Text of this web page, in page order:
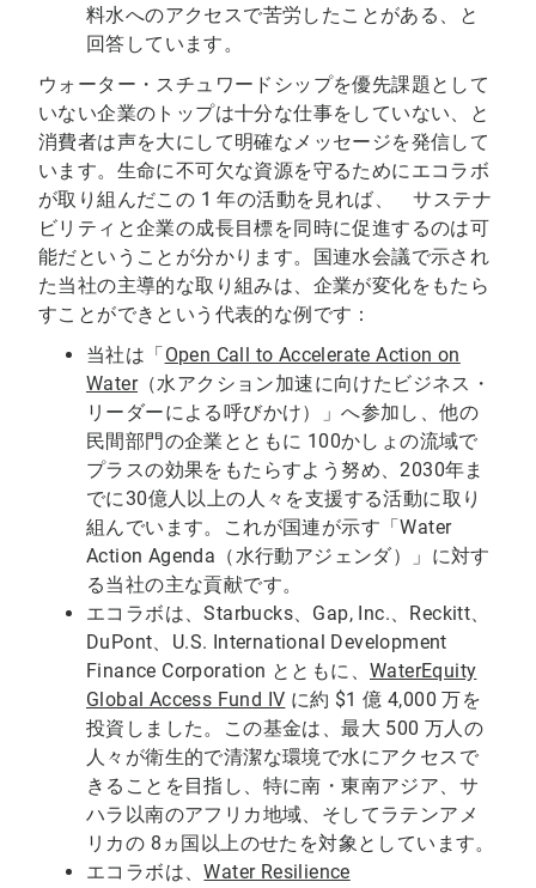
料水へのアクセスで苦労したことがある、と
回答しています。
ウォーター・スチュワードシップを優先課題として
いない企業のトップは十分な仕事をしていない、と
消費者は声を大にして明確なメッセージを発信して
います。生命に不可欠な資源を守るためにエコラボ
が取り組んだこの 1 年の活動を見れば、 サステナ
ビリティと企業の成長目標を同時に促進するのは可
能だということが分かります。国連水会議で示され
た当社の主導的な取り組みは、企業が変化をもたら
すことができという代表的な例です：
当社は「 Open Call to Accelerate Action on
Water（水アクション加速に向けたビジネス・
リーダーによる呼びかけ）」へ参加し、他の
民間部門の企業とともに 100かしょの流域で
プラスの効果をもたらすよう努め、2030年ま
でに30億人以上の人々を支援する活動に取り
組んでいます。これが国連が示す「Water
Action Agenda（水行動アジェンダ）」に対す
る当社の主な貢献です。
エコラボは、Starbucks、Gap, Inc.、Reckitt、
DuPont、U.S. International Development
Finance Corporation とともに、 WaterEquity
Global Access Fund IV に約 $1 億 4,000 万を
投資しました。この基金は、最大 500 万人の
人々が衛生的で清潔な環境で水にアクセスで
きることを目指し、特に南・東南アジア、サ
ハラ以南のアフリカ地域、そしてラテンアメ
リカの 8ヵ国以上のせたを対象としています。
エコラボは、Water Resilience